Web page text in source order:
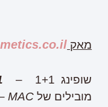
מאק
שופינג
מובילים של MAC